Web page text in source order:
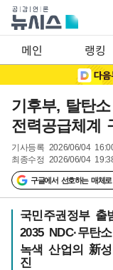
메인 랭킹
기후부, 탈탄
전력공급체계
기사등록 2026/06/04
최종수정 2026/06/04
구글에서 선호하는 매체
국민주권정부 출
2035 NDC·무탄
녹색 산업의 新
진